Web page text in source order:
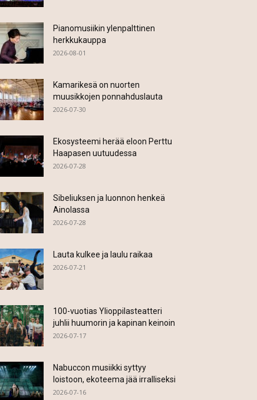
Pianomusiikin ylenpalttinen
herkkukauppa
2026-08-01
Kamarikesä on nuorten
muusikkojen ponnahduslauta
2026-07-30
Ekosysteemi herää eloon Perttu
Haapasen uutuudessa
2026-07-28
Sibeliuksen ja luonnon henkeä
Ainolassa
2026-07-28
Lauta kulkee ja laulu raikaa
2026-07-21
100-vuotias Ylioppilasteatteri
juhlii huumorin ja kapinan keinoin
2026-07-17
Nabuccon musiikki syttyy
loistoon, ekoteema jää irralliseksi
2026-07-16